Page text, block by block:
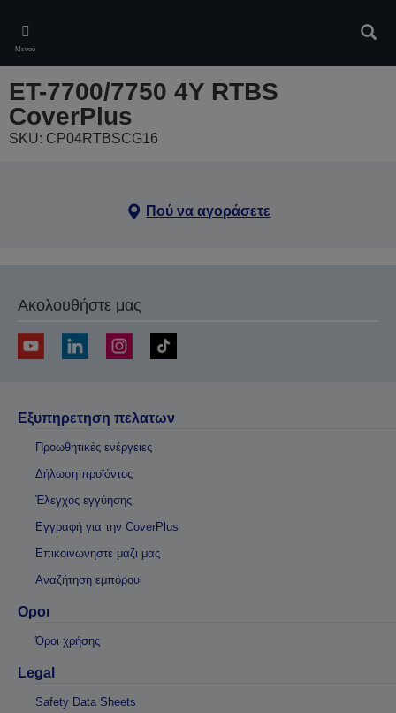
main
content
Μενού
ET-7700/7750 4Y RTBS
CoverPlus
SKU: CP04RTBSCG16
Πού να αγοράσετε
Ακολουθήστε μας
Εξυπηρετηση πελατων
Προωθητικές ενέργειες
Δήλωση προϊόντος
Έλεγχος εγγύησης
Εγγραφή για την CoverPlus
Επικοινωνηστε μαζι μας
Αναζήτηση εμπόρου
Οροι
Όροι χρήσης
Legal
Safety Data Sheets